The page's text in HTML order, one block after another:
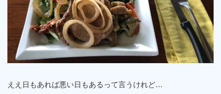
ええ日もあれば悪い日もあるって言うけれど…